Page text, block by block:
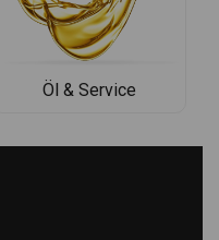
Öl & Service